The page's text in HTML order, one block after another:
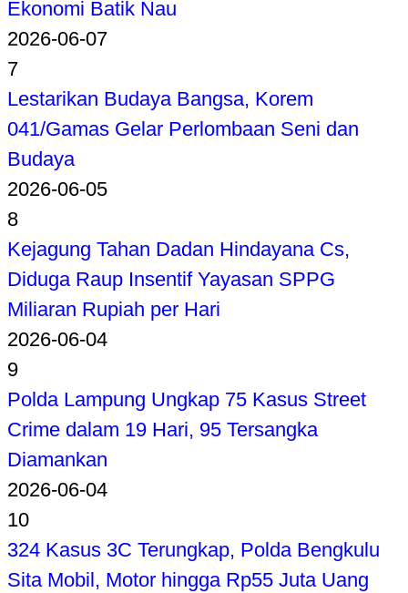
Ekonomi Batik Nau
2026-06-07
7
Lestarikan Budaya Bangsa, Korem
041/Gamas Gelar Perlombaan Seni dan
Budaya
2026-06-05
8
Kejagung Tahan Dadan Hindayana Cs,
Diduga Raup Insentif Yayasan SPPG
Miliaran Rupiah per Hari
2026-06-04
9
Polda Lampung Ungkap 75 Kasus Street
Crime dalam 19 Hari, 95 Tersangka
Diamankan
2026-06-04
10
324 Kasus 3C Terungkap, Polda Bengkulu
Sita Mobil, Motor hingga Rp55 Juta Uang